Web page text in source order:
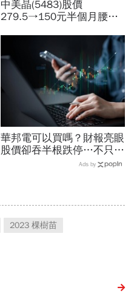
中美晶(5483)股價
279.5→150元半個月腰
績、罕見抱屈自家股票：真
的被低估了
華邦電可以買嗎？財報亮眼
股價卻吞半根跌停…不只外
資終結連3買改賣超1.8萬
Ads by
2023 棵樹苗